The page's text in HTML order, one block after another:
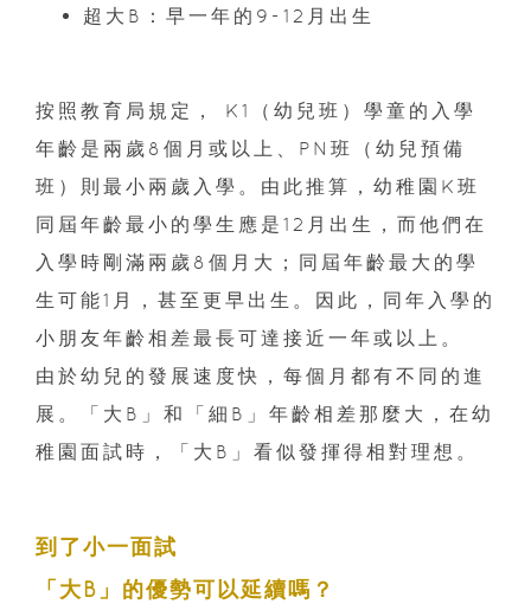
超大B：早一年的9-12月出生
按照教育局規定， K1（幼兒班）學童的入學
年齡是兩歲8個月或以上、PN班（幼兒預備
班）則最小兩歲入學。由此推算，幼稚園K班
同屆年齡最小的學生應是12月出生，而他們在
入學時剛滿兩歲8個月大；同屆年齡最大的學
生可能1月，甚至更早出生。因此，同年入學的
小朋友年齡相差最長可達接近一年或以上。
由於幼兒的發展速度快，每個月都有不同的進
展。「大B」和「細B」年齡相差那麼大，在幼
稚園面試時，「大B」看似發揮得相對理想。
到了小一面試
「大B」的優勢可以延續嗎？